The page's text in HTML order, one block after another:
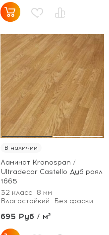
В наличии
Ламинат Kronospan /
Ultradecor Castello Дуб роял
1665
32 класс
8 мм
Влагостойкий
Без фаски
695 Руб / м²